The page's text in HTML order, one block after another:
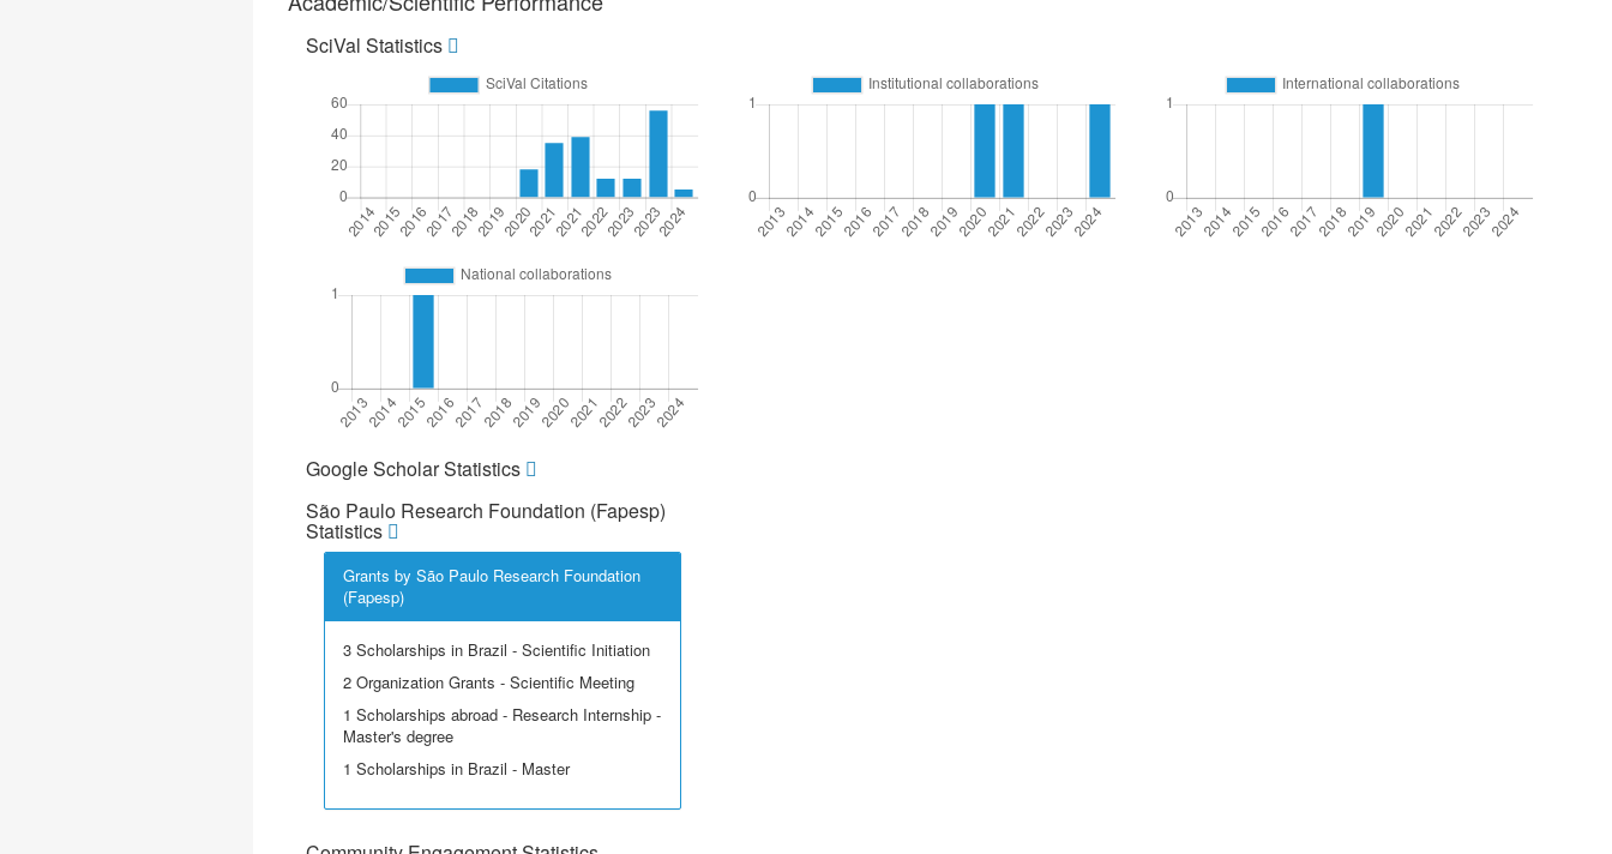
SciVal Statistics
Google Scholar Statistics
São Paulo Research Foundation (Fapesp)
Statistics
Grants by São Paulo Research Foundation
(Fapesp)
3 Scholarships in Brazil - Scientific Initiation
2 Organization Grants - Scientific Meeting
1 Scholarships abroad - Research Internship -
Master's degree
1 Scholarships in Brazil - Master